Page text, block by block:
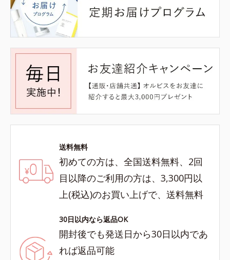
送料無料
初めての方は、全国送料無料、2回
目以降のご利用の方は、3,300円以
上(税込)のお買い上げで、送料無料
30日以内なら返品OK
開封後でも発送日から30日以内であ
れば返品可能